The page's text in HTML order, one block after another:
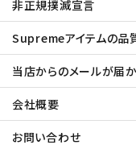
非正規撲滅宣言
Supremeアイテムの品
当店からのメールが届
会社概要
お問い合わせ